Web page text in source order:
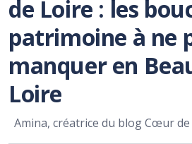
de Loire : les
patrimoine à ne
manquer en
Loire
Amina, créatrice du blog Cœur de